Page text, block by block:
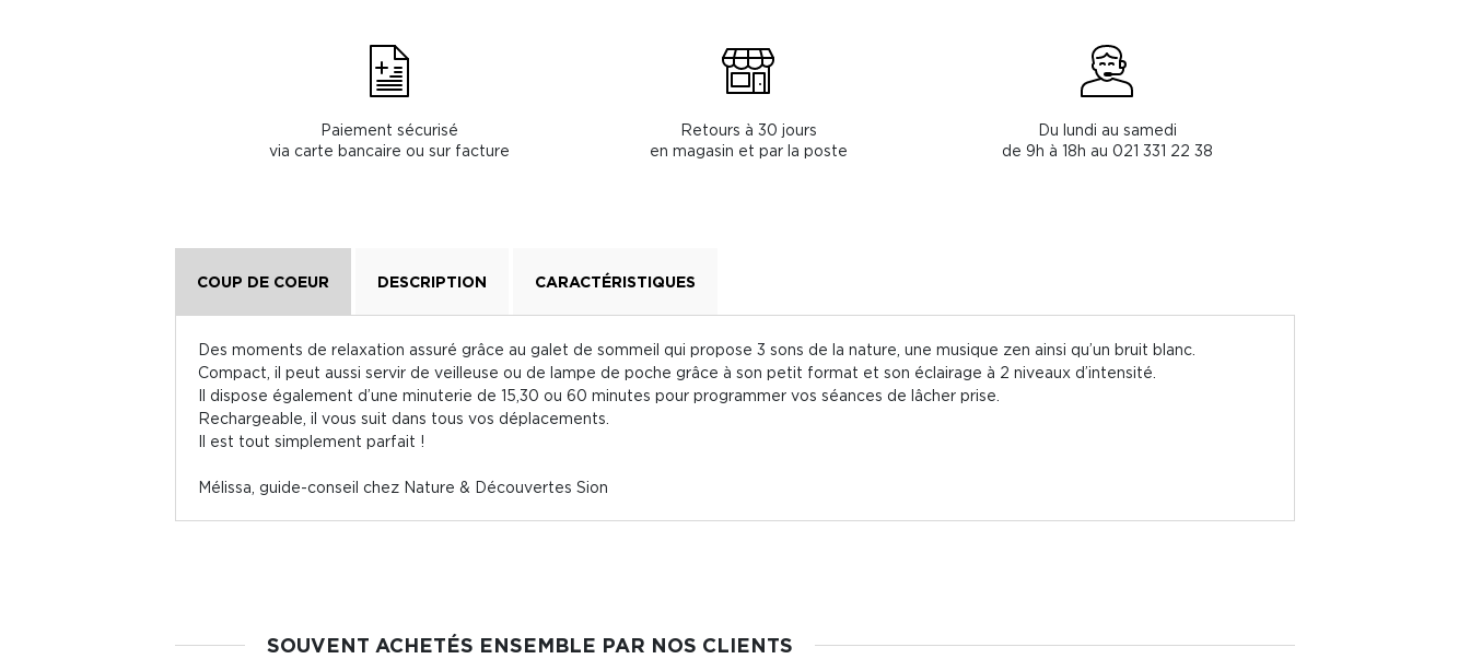
Paiement sécurisé
via carte bancaire ou sur facture
Retours à 30 jours
en magasin et par la poste
Du lundi au samedi
de 9h à 18h au 021 331 22 38
COUP DE COEUR DESCRIPTION CARACTÉRISTIQUES
Des moments de relaxation assuré grâce au galet de sommeil qui propose 3 sons de la nature, une musique zen ainsi qu’un bruit blanc.
Compact, il peut aussi servir de veilleuse ou de lampe de poche grâce à son petit format et son éclairage à 2 niveaux d’intensité.
Il dispose également d’une minuterie de 15,30 ou 60 minutes pour programmer vos séances de lâcher prise.
Rechargeable, il vous suit dans tous vos déplacements.
Il est tout simplement parfait !
Mélissa, guide-conseil chez Nature & Découvertes Sion
SOUVENT ACHETÉS ENSEMBLE PAR NOS CLIENTS